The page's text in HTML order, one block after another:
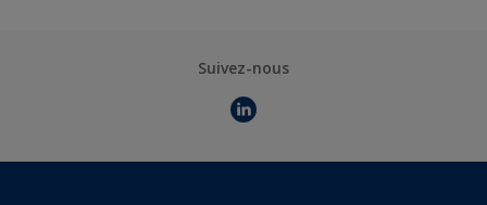
Suivez-nous